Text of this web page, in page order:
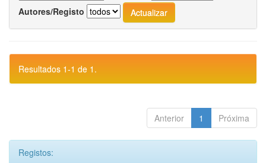
Autores/Registo
Resultados 1-1 de 1.
Anterior 1 Próxima
Registos: